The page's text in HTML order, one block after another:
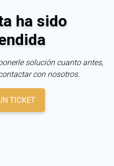
ha sido
solución cuanto antes,
con nosotros.
TICKET